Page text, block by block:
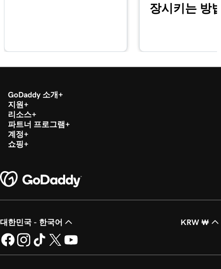
1m 39s
Google 스마트 캠페인 개요
페인 만들기
레슨 21(총 21)
GoDaddy 대화를 내 웹 사이트에 연결
장시키는 방
GoDaddy 소개
지원
리소스
파트너 프로그램
계정
쇼핑
대한민국 - 한국어 KRW ₩